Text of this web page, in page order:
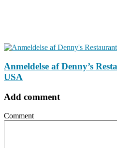
Anmeldelse af Denny’s
USA
Add comment
Comment